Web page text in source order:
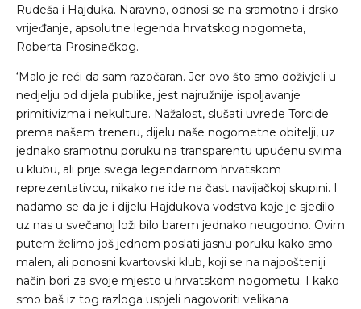
Rudeša i Hajduka. Naravno, odnosi se na sramotno i drsko
vrijeđanje, apsolutne legenda hrvatskog nogometa,
Roberta Prosinečkog.
‘Malo je reći da sam razočaran. Jer ovo što smo doživjeli u
nedjelju od dijela publike, jest najružnije ispoljavanje
primitivizma i nekulture. Nažalost, slušati uvrede Torcide
prema našem treneru, dijelu naše nogometne obitelji, uz
jednako sramotnu poruku na transparentu upućenu svima
u klubu, ali prije svega legendarnom hrvatskom
reprezentativcu, nikako ne ide na čast navijačkoj skupini. I
nadamo se da je i dijelu Hajdukova vodstva koje je sjedilo
uz nas u svečanoj loži bilo barem jednako neugodno. Ovim
putem želimo još jednom poslati jasnu poruku kako smo
malen, ali ponosni kvartovski klub, koji se na najpošteniji
način bori za svoje mjesto u hrvatskom nogometu. I kako
smo baš iz tog razloga uspjeli nagovoriti velikana